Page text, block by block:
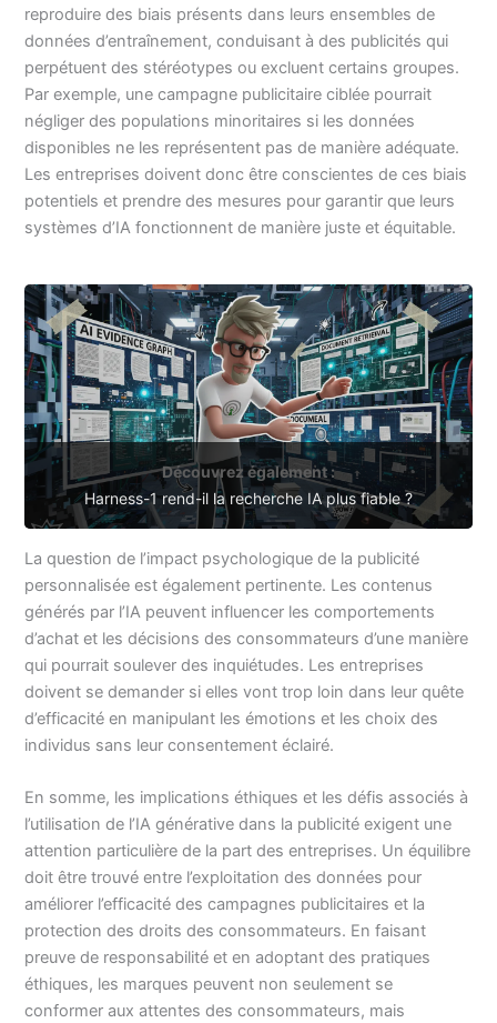
reproduire des biais présents dans leurs ensembles de
données d’entraînement, conduisant à des publicités qui
perpétuent des stéréotypes ou excluent certains groupes.
Par exemple, une campagne publicitaire ciblée pourrait
négliger des populations minoritaires si les données
disponibles ne les représentent pas de manière adéquate.
Les entreprises doivent donc être conscientes de ces biais
potentiels et prendre des mesures pour garantir que leurs
systèmes d’IA fonctionnent de manière juste et équitable.
Découvrez également :
Harness-1 rend-il la recherche IA plus fiable ?
La question de l’impact psychologique de la publicité
personnalisée est également pertinente. Les contenus
générés par l’IA peuvent influencer les comportements
d’achat et les décisions des consommateurs d’une manière
qui pourrait soulever des inquiétudes. Les entreprises
doivent se demander si elles vont trop loin dans leur quête
d’efficacité en manipulant les émotions et les choix des
individus sans leur consentement éclairé.
En somme, les implications éthiques et les défis associés à
l’utilisation de l’IA générative dans la publicité exigent une
attention particulière de la part des entreprises. Un équilibre
doit être trouvé entre l’exploitation des données pour
améliorer l’efficacité des campagnes publicitaires et la
protection des droits des consommateurs. En faisant
preuve de responsabilité et en adoptant des pratiques
éthiques, les marques peuvent non seulement se
conformer aux attentes des consommateurs, mais